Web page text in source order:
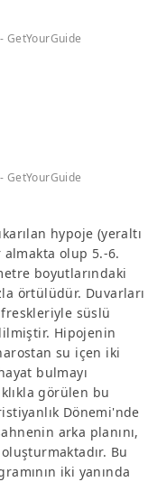
hypoje (yeraltı
almakta olup 5.-6.
boyutlarındaki
örtülüdür. Duvarları
süslü
Hipojenin
su içen iki
bulmayı
görülen bu
Dönemi'nde
arka planını,
Bu
iki yanında